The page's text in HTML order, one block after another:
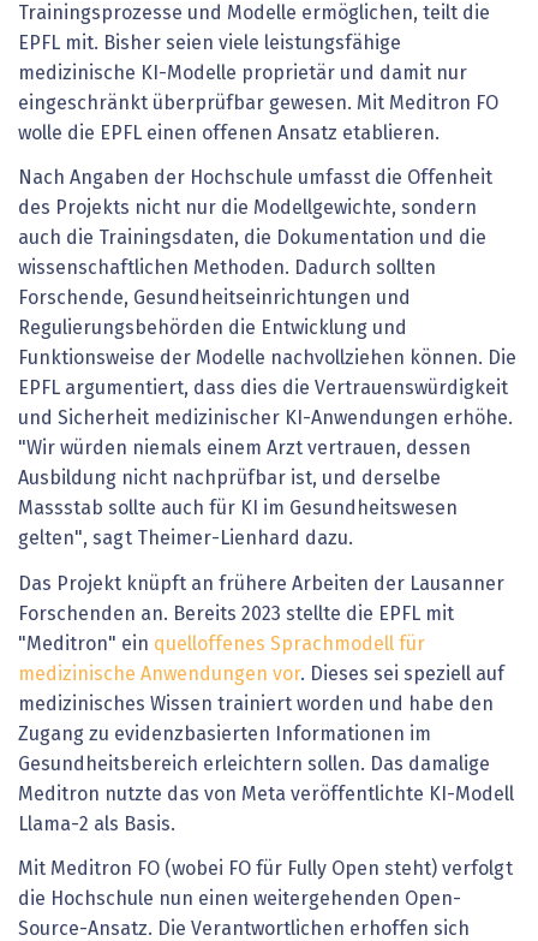
Trainingsprozesse und Modelle ermöglichen, teilt die
EPFL mit. Bisher seien viele leistungsfähige
medizinische KI-Modelle proprietär und damit nur
eingeschränkt überprüfbar gewesen. Mit Meditron FO
wolle die EPFL einen offenen Ansatz etablieren.
Nach Angaben der Hochschule umfasst die Offenheit
des Projekts nicht nur die Modellgewichte, sondern
auch die Trainingsdaten, die Dokumentation und die
wissenschaftlichen Methoden. Dadurch sollten
Forschende, Gesundheitseinrichtungen und
Regulierungsbehörden die Entwicklung und
Funktionsweise der Modelle nachvollziehen können. Die
EPFL argumentiert, dass dies die Vertrauenswürdigkeit
und Sicherheit medizinischer KI-Anwendungen erhöhe.
"Wir würden niemals einem Arzt vertrauen, dessen
Ausbildung nicht nachprüfbar ist, und derselbe
Massstab sollte auch für KI im Gesundheitswesen
gelten", sagt Theimer-Lienhard dazu.
Das Projekt knüpft an frühere Arbeiten der Lausanner
Forschenden an. Bereits 2023 stellte die EPFL mit
"Meditron" ein quelloffenes Sprachmodell für
medizinische Anwendungen vor. Dieses sei speziell auf
medizinisches Wissen trainiert worden und habe den
Zugang zu evidenzbasierten Informationen im
Gesundheitsbereich erleichtern sollen. Das damalige
Meditron nutzte das von Meta veröffentlichte KI-Modell
Llama-2 als Basis.
Mit Meditron FO (wobei FO für Fully Open steht) verfolgt
die Hochschule nun einen weitergehenden Open-
Source-Ansatz. Die Verantwortlichen erhoffen sich